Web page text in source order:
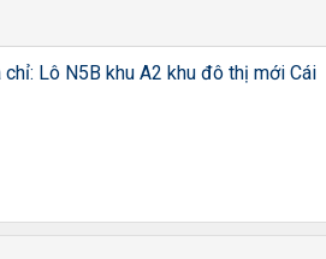
Lô N5B khu A2 khu đô thị mới Cái